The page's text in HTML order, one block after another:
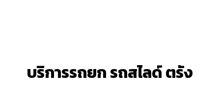
บริการรถยก รถสไลด์ ตรัง